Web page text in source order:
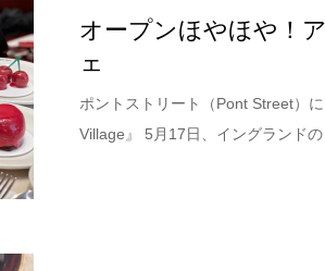
オープンほやほや！
ェ
ポントストリート（Pont Street）
Village』 5月17日、イングランドの